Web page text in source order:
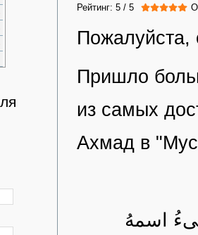
Рейтинг: 5 / 5
Пожалуйста,
Пришло
из самых
Ахмад в
اسمهُ